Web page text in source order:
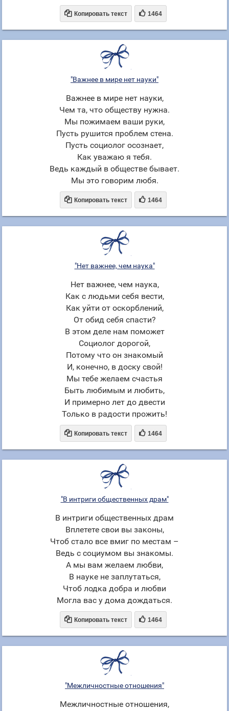
 Копировать текст  1464
"Важнее в мире нет науки"
Важнее в мире нет науки,
Чем та, что обществу нужна.
Мы пожимаем ваши руки,
Пусть рушится проблем стена.
Пусть социолог осознает,
Как уважаю я тебя.
Ведь каждый в обществе бывает.
Мы это говорим любя.
 Копировать текст  1464
"Нет важнее, чем наука"
Нет важнее, чем наука,
Как с людьми себя вести,
Как уйти от оскорблений,
От обид себя спасти?
В этом деле нам поможет
Социолог дорогой,
Потому что он знакомый
И, конечно, в доску свой!
Мы тебе желаем счастья
Быть любимым и любить,
И примерно лет до двести
Только в радости прожить!
 Копировать текст  1464
"В интриги общественных драм"
В интриги общественных драм
Вплетете свои вы законы,
Чтоб стало все вмиг по местам –
Ведь с социумом вы знакомы.
А мы вам желаем любви,
В науке не заплутаться,
Чтоб лодка добра и любви
Могла вас у дома дождаться.
 Копировать текст  1464
"Межличностные отношения"
Межличностные отношения,